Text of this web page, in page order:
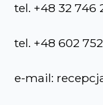
tel. +48 32 746
tel. +48 602 752
e-mail: